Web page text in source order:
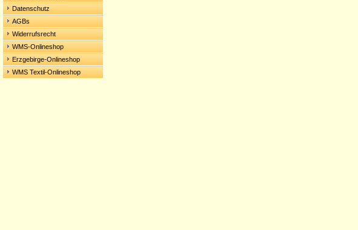
Datenschutz
AGBs
Widerrufsrecht
WMS-Onlineshop
Erzgebirge-Onlineshop
WMS Textil-Onlineshop